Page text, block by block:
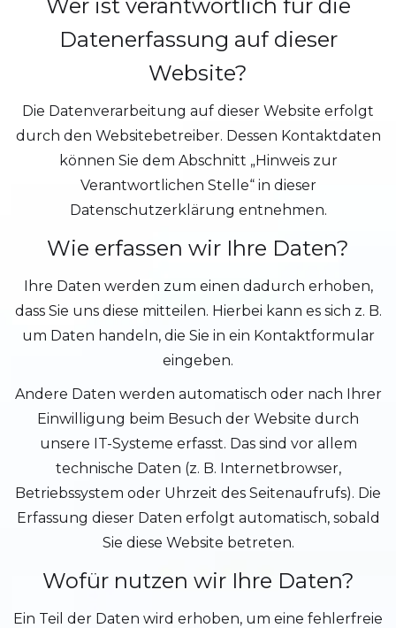
Wer ist verantwortlich für die
Datenerfassung auf dieser
Website?
Die Datenverarbeitung auf dieser Website erfolgt
durch den Websitebetreiber. Dessen Kontaktdaten
können Sie dem Abschnitt „Hinweis zur
Verantwortlichen Stelle“ in dieser
Datenschutzerklärung entnehmen.
Wie erfassen wir Ihre Daten?
Ihre Daten werden zum einen dadurch erhoben,
dass Sie uns diese mitteilen. Hierbei kann es sich z. B.
um Daten handeln, die Sie in ein Kontaktformular
eingeben.
Andere Daten werden automatisch oder nach Ihrer
Einwilligung beim Besuch der Website durch
unsere IT-Systeme erfasst. Das sind vor allem
technische Daten (z. B. Internetbrowser,
Betriebssystem oder Uhrzeit des Seitenaufrufs). Die
Erfassung dieser Daten erfolgt automatisch, sobald
Sie diese Website betreten.
Wofür nutzen wir Ihre Daten?
Ein Teil der Daten wird erhoben, um eine fehlerfreie